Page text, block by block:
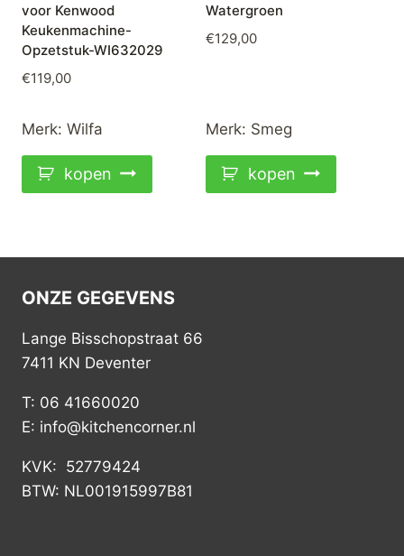
voor Kenwood
Keukenmachine-
Opzetstuk-WI632029
€119,00
Merk: Wilfa
kopen
Watergroen
€129,00
Merk: Smeg
kopen
ONZE GEGEVENS
Lange Bisschopstraat 66
7411 KN Deventer
T: 06 41660020
E: info@kitchencorner.nl
KVK: 52779424
BTW: NL001915997B81